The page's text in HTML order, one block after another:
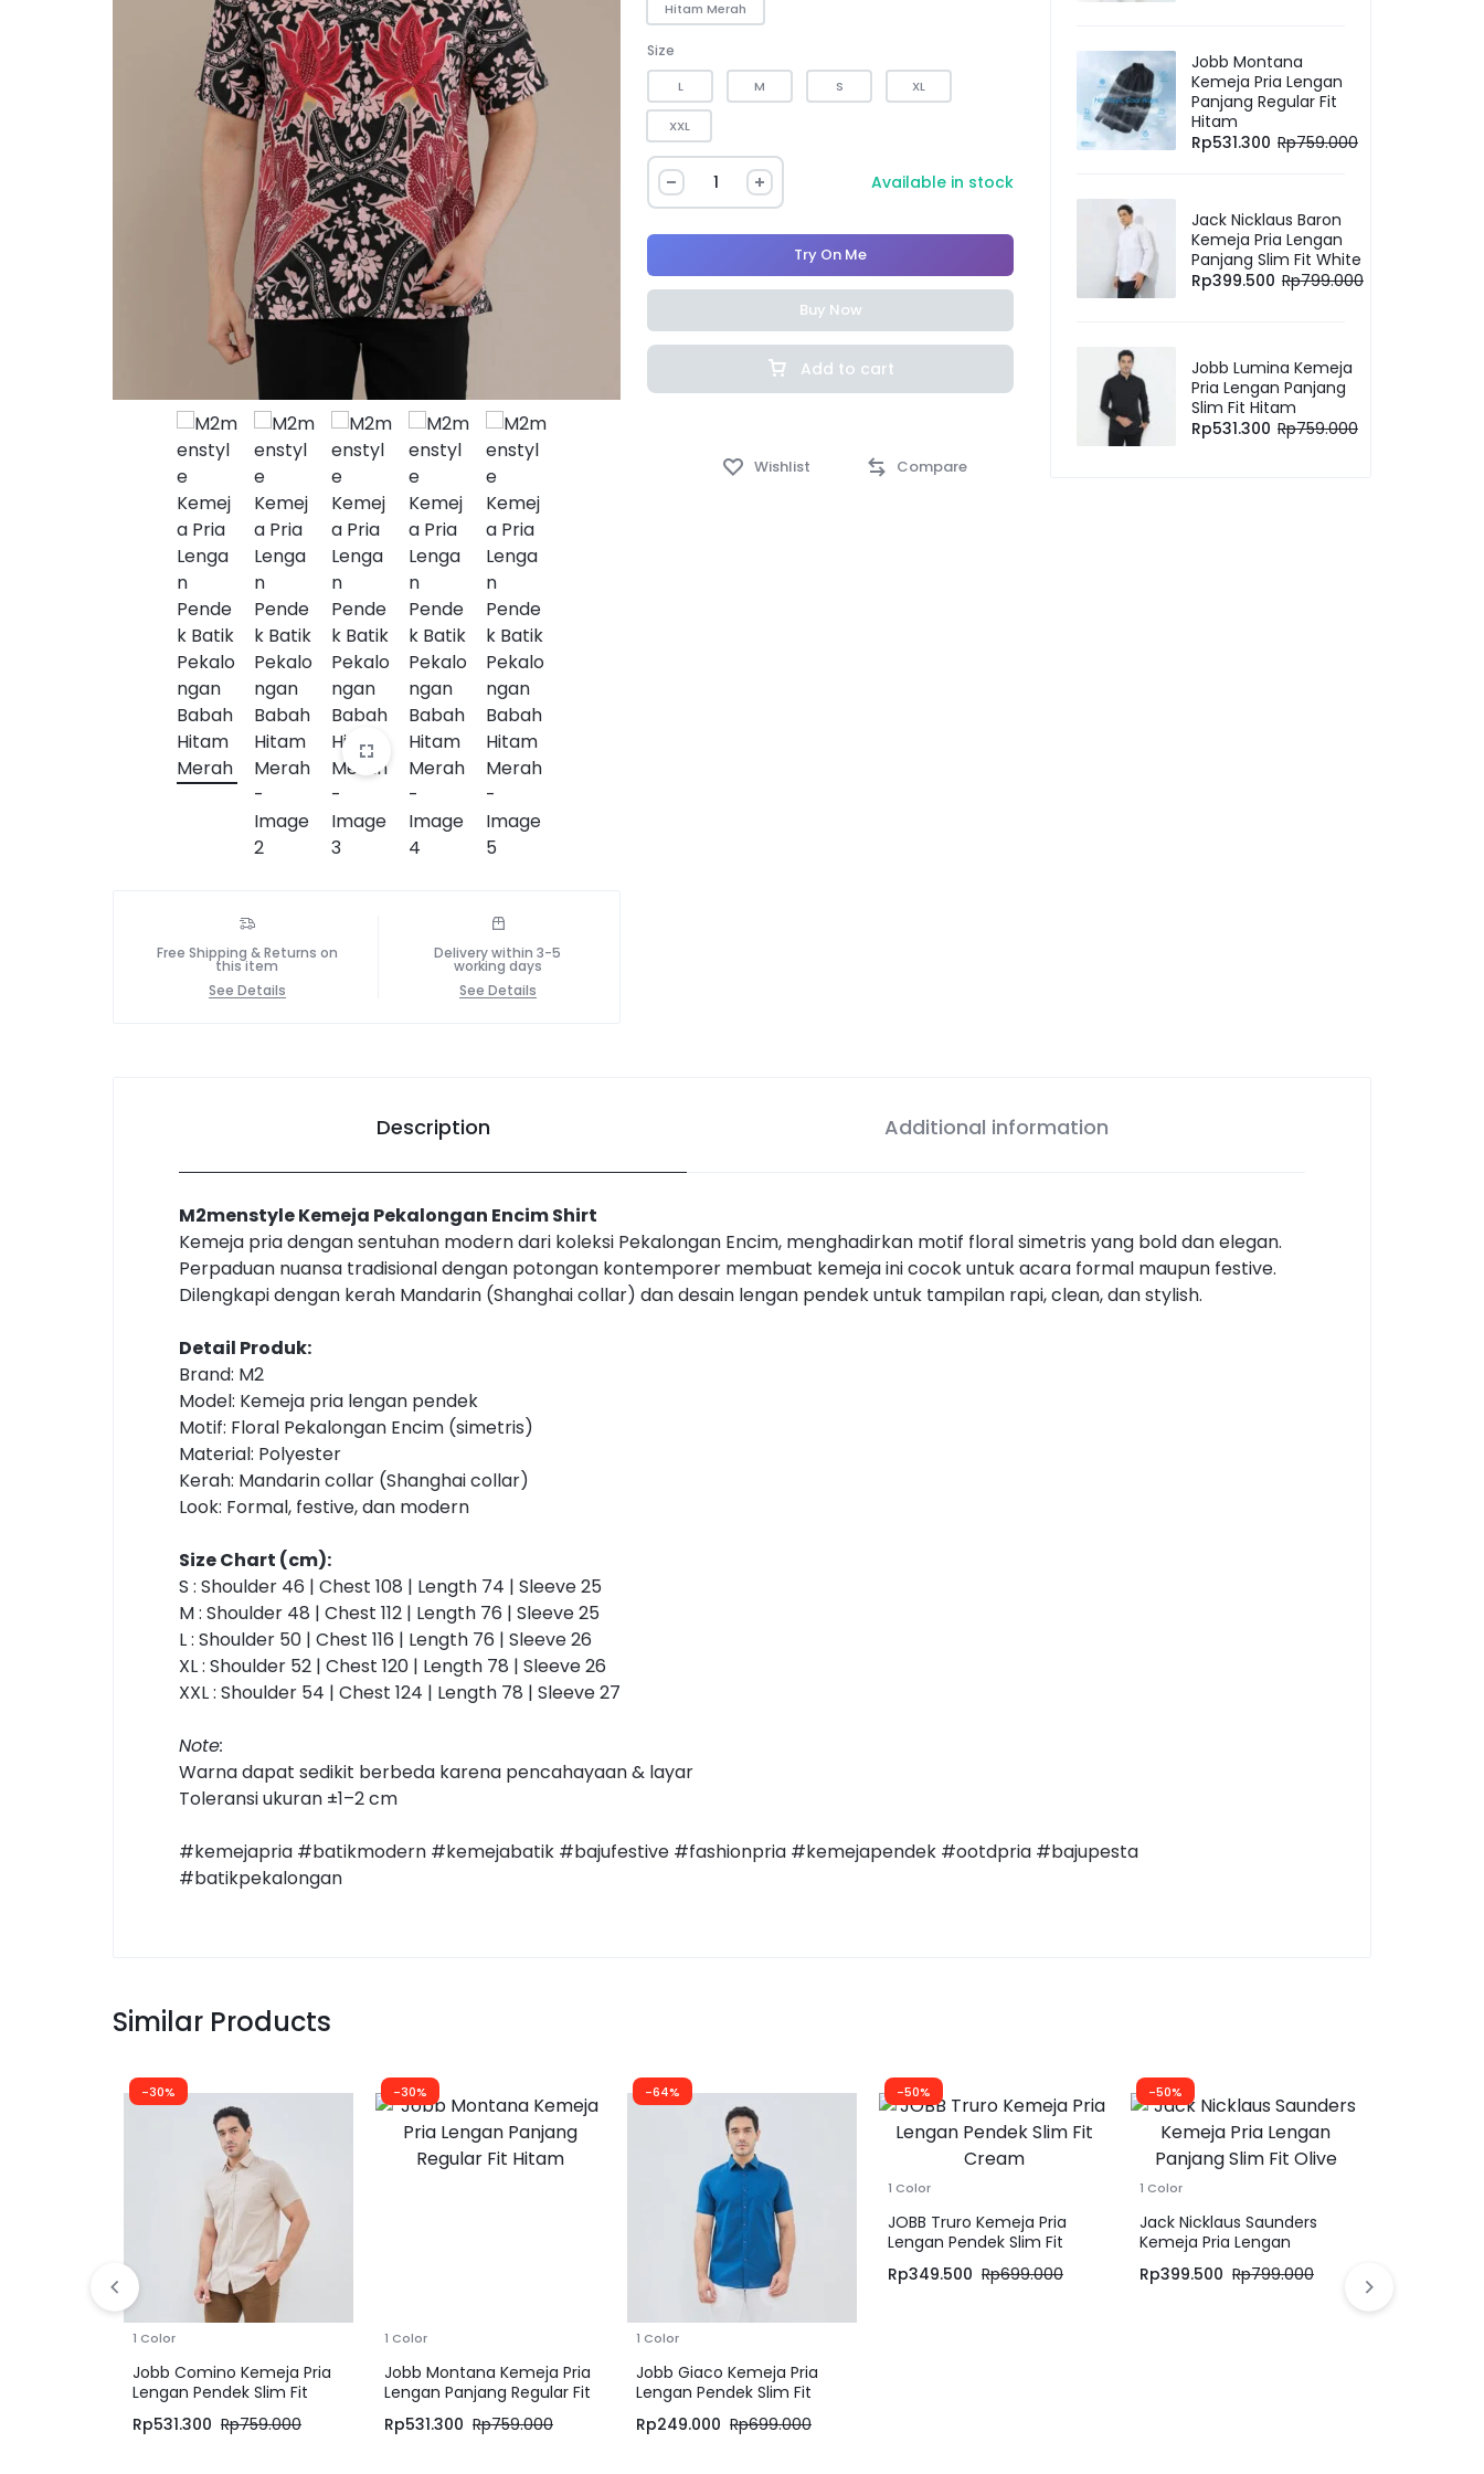
Free Shipping & Returns on
this item
See Details
Delivery within 3-5
working days
See Details
Hitam Merah
Size
L M S XL
XXL
Available in stock
Add to cart
Try On Me
Buy Now
Compare
Wishlist
Jobb Montana
Kemeja Pria Lengan
Panjang Regular Fit
Hitam
Rp531.300 Rp759.000
Jack Nicklaus Baron
Kemeja Pria Lengan
Panjang Slim Fit White
Rp399.500 Rp799.000
Jobb Lumina Kemeja
Pria Lengan Panjang
Slim Fit Hitam
Rp531.300 Rp759.000
Description Additional information
M2menstyle Kemeja Pekalongan Encim Shirt
Kemeja pria dengan sentuhan modern dari koleksi Pekalongan Encim, menghadirkan motif floral simetris yang bold dan elegan.
Perpaduan nuansa tradisional dengan potongan kontemporer membuat kemeja ini cocok untuk acara formal maupun festive.
Dilengkapi dengan kerah Mandarin (Shanghai collar) dan desain lengan pendek untuk tampilan rapi, clean, dan stylish.
Detail Produk:
Brand: M2
Model: Kemeja pria lengan pendek
Motif: Floral Pekalongan Encim (simetris)
Material: Polyester
Kerah: Mandarin collar (Shanghai collar)
Look: Formal, festive, dan modern
Size Chart (cm):
S : Shoulder 46 | Chest 108 | Length 74 | Sleeve 25
M : Shoulder 48 | Chest 112 | Length 76 | Sleeve 25
L : Shoulder 50 | Chest 116 | Length 76 | Sleeve 26
XL : Shoulder 52 | Chest 120 | Length 78 | Sleeve 26
XXL : Shoulder 54 | Chest 124 | Length 78 | Sleeve 27
Note:
Warna dapat sedikit berbeda karena pencahayaan & layar
Toleransi ukuran ±1–2 cm
#kemejapria #batikmodern #kemejabatik #bajufestive #fashionpria #kemejapendek #ootdpria #bajupesta
#batikpekalongan
Similar Products
-30%
1 Color
Jobb Comino Kemeja Pria
Lengan Pendek Slim Fit
Khaki
Rp531.300 Rp759.000
-30%
1 Color
Jobb Montana Kemeja Pria
Lengan Panjang Regular Fit
Hitam
Rp531.300 Rp759.000
-64%
1 Color
Jobb Giaco Kemeja Pria
Lengan Pendek Slim Fit
Navy
Rp249.000 Rp699.000
-50%
1 Color
JOBB Truro Kemeja Pria
Lengan Pendek Slim Fit
Cream
Rp349.500 Rp699.000
-50%
1 Color
Jack Nicklaus Saunders
Kemeja Pria Lengan
Panjang Slim Fit Olive
Rp399.500 Rp799.000